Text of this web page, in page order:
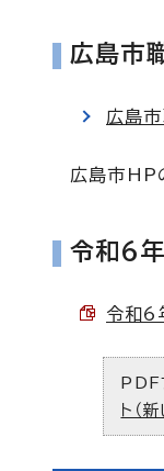
広島市
広島
広島市HP
令和6
令和6
PDF
ト（